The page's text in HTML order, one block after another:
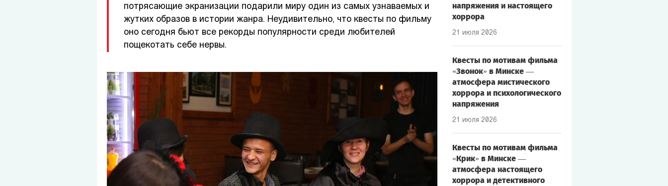
потрясающие экранизации подарили миру один из самых узнаваемых и
жутких образов в истории жанра. Неудивительно, что квесты по фильму
оно сегодня бьют все рекорды популярности среди любителей
пощекотать себе нервы.
напряжения и настоящего
хоррора
21 июля 2026
Квесты по мотивам фильма
«Звонок» в Минске —
атмосфера мистического
хоррора и психологического
напряжения
21 июля 2026
Квесты по мотивам фильма
«Крик» в Минске —
атмосфера настоящего
хоррора и детективного